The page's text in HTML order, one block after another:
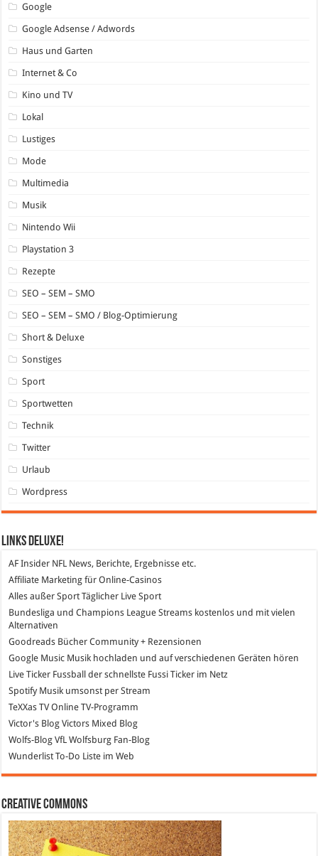
Google
Google Adsense / Adwords
Haus und Garten
Internet & Co
Kino und TV
Lokal
Lustiges
Mode
Multimedia
Musik
Nintendo Wii
Playstation 3
Rezepte
SEO – SEM – SMO
SEO – SEM – SMO / Blog-Optimierung
Short & Deluxe
Sonstiges
Sport
Sportwetten
Technik
Twitter
Urlaub
Wordpress
Links DeLuXe!
AF Insider NFL News, Berichte, Ergebnisse etc.
Affiliate Marketing für Online-Casinos
Alles außer SportTäglicher Live Sport
Bundesliga und Champions League Streams kostenlos und mit vielen
Alternativen
Goodreads Bücher Community + Rezensionen
Google Music Musik hochladen und auf verschiedenen Geräten hören
Live Ticker Fussball
der schnellste Fussi Ticker im Netz
SpotifyMusik umsonst per Stream
TeXXas TVOnline TV-Programm
Victor's Blog Victors Mixed Blog
Wolfs-Blog VfL Wolfsburg Fan-Blog
WunderlistTo-Do Liste im Web
Creative Commons